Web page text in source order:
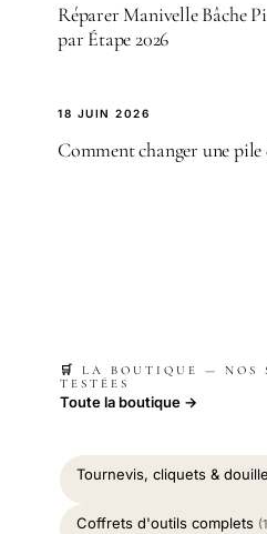
Réparer Manivelle Bâche
par Étape 2026
18 JUIN 2026
Comment changer une
🛒 LA BOUTIQUE — NOS
TESTÉES
Toute la boutique →
Tournevis, cliquets &
Coffrets d'outils complets